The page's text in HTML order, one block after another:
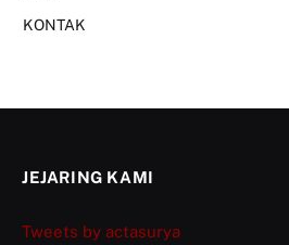
KONTAK
JEJARING KAMI
Tweets by actasurya